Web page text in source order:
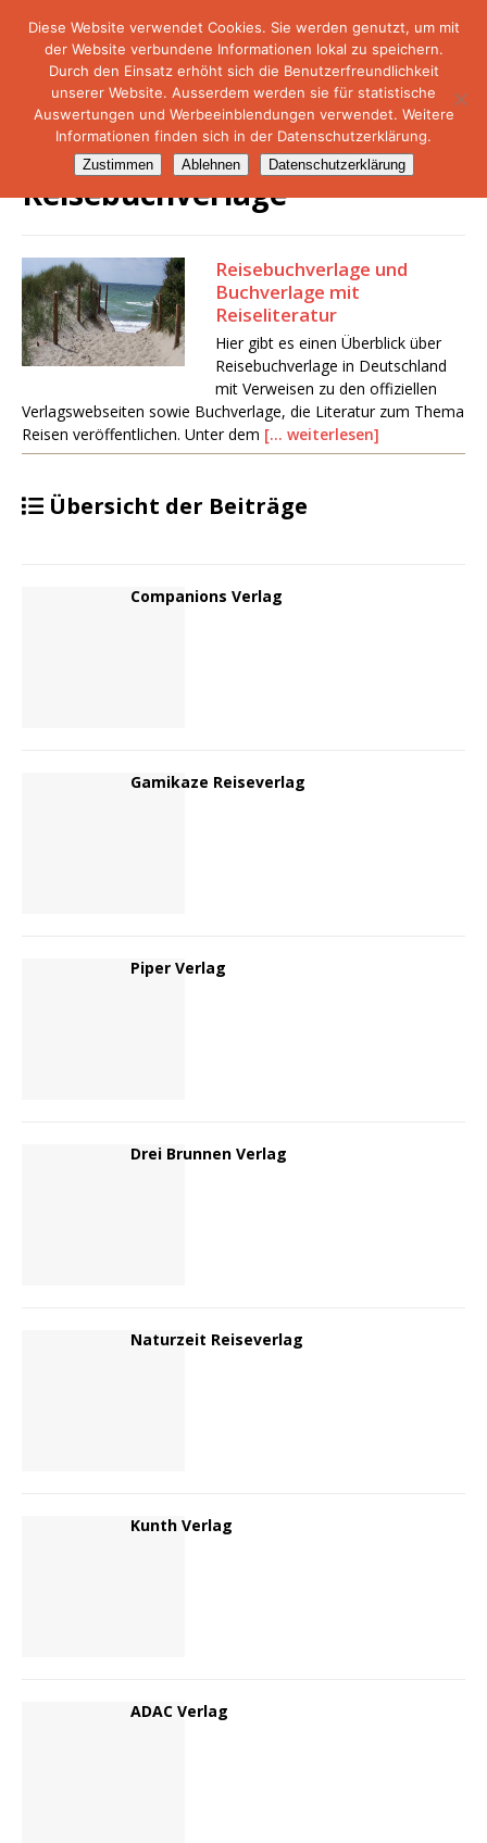
NetMare-Reiseportal
Reisebuchverlage
Reisebuchverlage und
Buchverlage mit
Reiseliteratur
Hier gibt es einen Überblick über
Reisebuchverlage in Deutschland
mit Verweisen zu den offiziellen
Verlagswebseiten sowie Buchverlage, die Literatur zum Thema
Reisen veröffentlichen. Unter dem [… weiterlesen]
Übersicht der Beiträge
Companions Verlag
Gamikaze Reiseverlag
Piper Verlag
Drei Brunnen Verlag
Naturzeit Reiseverlag
Kunth Verlag
ADAC Verlag
Diese Website verwendet Cookies. Sie werden genutzt, um mit
der Website verbundene Informationen lokal zu speichern.
Durch den Einsatz erhöht sich die Benutzerfreundlichkeit
unserer Website. Ausserdem werden sie für statistische
Auswertungen und Werbeeinblendungen verwendet. Weitere
Informationen finden sich in der Datenschutzerklärung.
Zustimmen Ablehnen Datenschutzerklärung